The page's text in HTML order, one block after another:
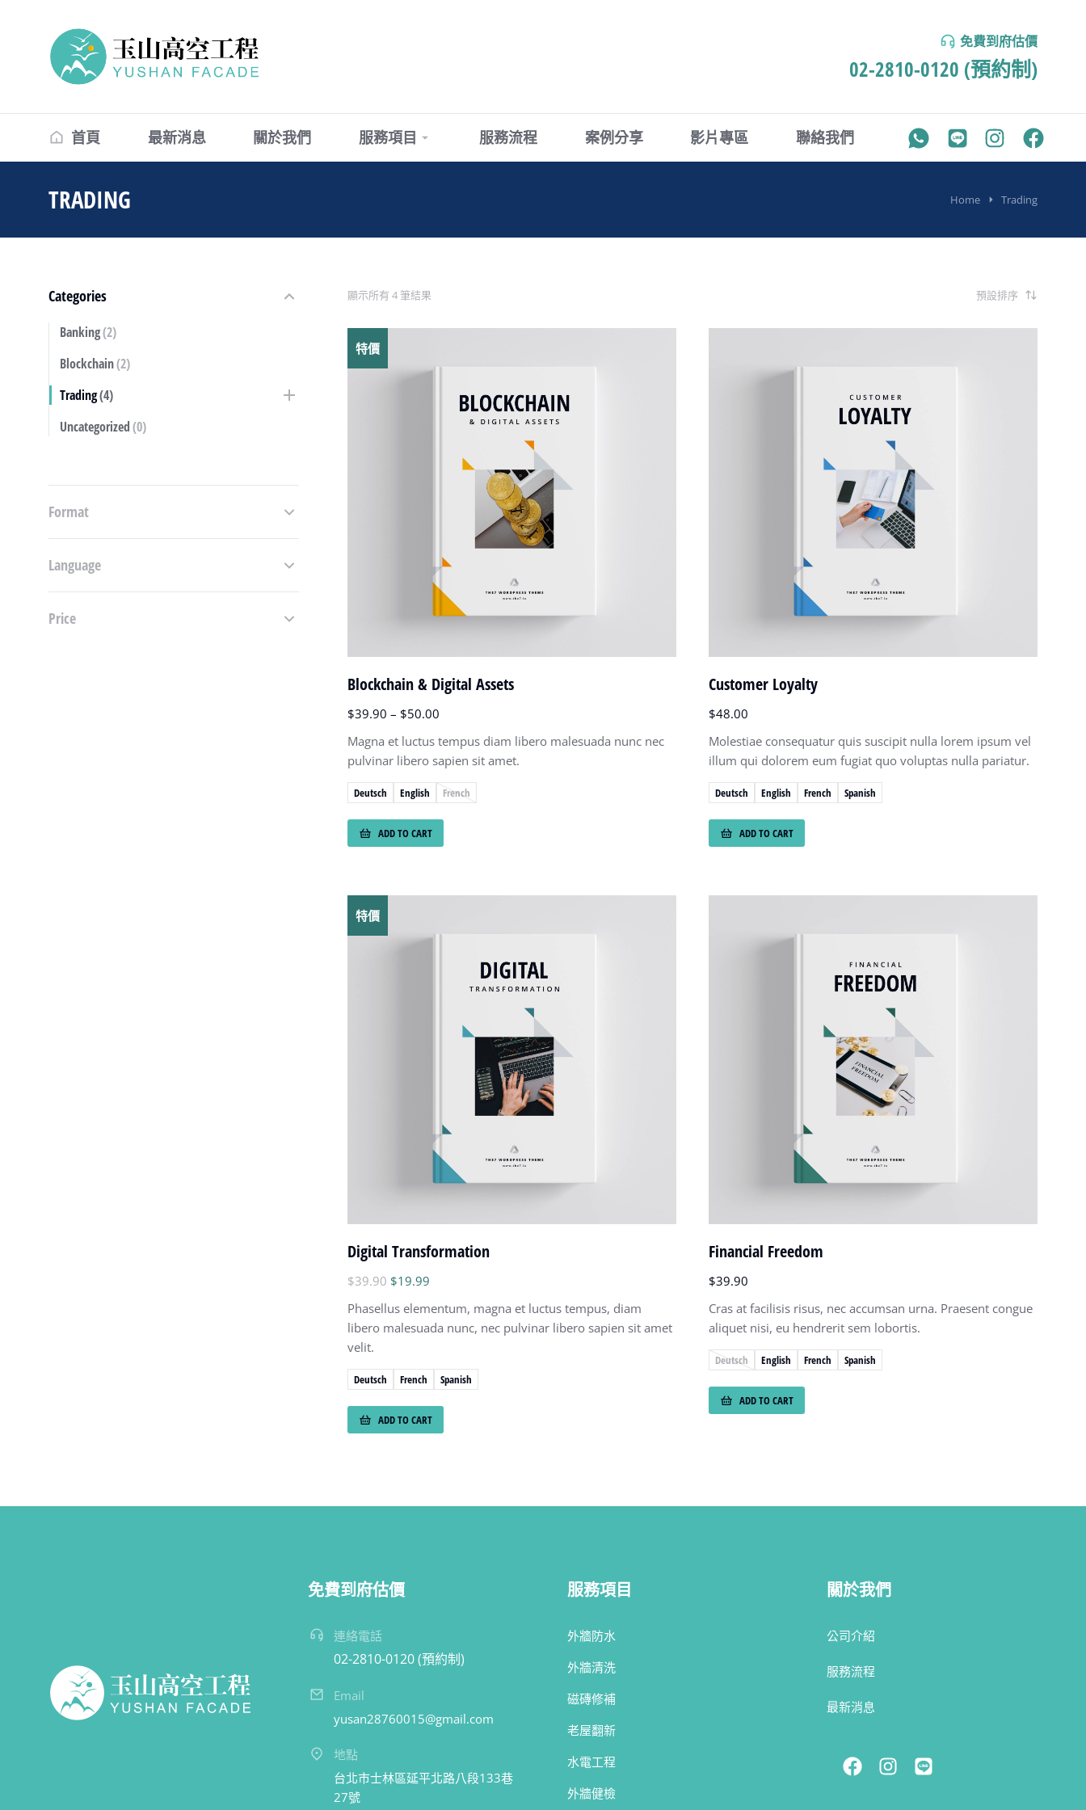
免費到府估價
02-2810-0120 (預約制)
首頁 最新消息 關於我們 服務項目 服務流程 案例分享 影片專區 聯絡我們
TRADING Home Trading
Categories
Banking(2)
Blockchain(2)
Trading(4)
Uncategorized(0)
Format
Language
Price
顯示所有 4 筆結果
特價
Deutsch English French
Blockchain & Digital Assets
$39.90 – $50.00
Magna et luctus tempus diam libero malesuada nunc nec
pulvinar libero sapien sit amet.
ADD TO CART
Deutsch English French Spanish
Customer Loyalty
$48.00
Molestiae consequatur quis suscipit nulla lorem ipsum vel
illum qui dolorem eum fugiat quo voluptas nulla pariatur.
ADD TO CART
特價
Deutsch French Spanish
Digital Transformation
$39.90 $19.99
Phasellus elementum, magna et luctus tempus, diam
libero malesuada nunc, nec pulvinar libero sapien sit amet
velit.
ADD TO CART
Deutsch English French Spanish
Financial Freedom
$39.90
Cras at facilisis risus, nec accumsan urna. Praesent congue
aliquet nisi, eu hendrerit sem lobortis.
ADD TO CART
免費到府估價
連絡電話
02-2810-0120 (預約制)
Email
yusan28760015@gmail.com
地點
台北市士林區延平北路八段133巷
27號
服務項目
外牆防水
外牆清洗
磁磚修補
老屋翻新
水電工程
外牆健檢
關於我們
公司介紹
服務流程
最新消息